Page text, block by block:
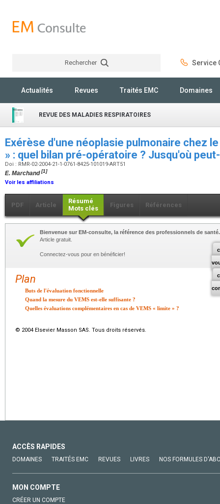
Rechercher Service
Actualités Revues Traités EMC Domaines
REVUE DES MALADIES RESPIRATOIRES
Exérèse d'une néoplasie pulmonaire chez
» : quel bilan pré-opératoire ? Jusqu'où
Doi : RMR-02-2004-21-1-0761-8425-101019-ART51
E. Marchand[1]
Voir les affiliations
PDF Article
Résumé
Mots clés
Figures Références
Bienvenue sur EM-consulte, la référence des professionnels de santé.
Article gratuit.
Connectez-vous pour en bénéficier!
Plan
Buts de l'évaluation fonctionnelle
Quand la mesure du VEMS est-elle suffisante ?
Quelles évaluations complémentaires en cas de VEMS « limite » ?
© 2004 Elsevier Masson SAS. Tous droits réservés.
ACCÈS RAPIDES
DOMAINES TRAITÉS EMC REVUES LIVRES NOS FORMULES
MON COMPTE
CRÉER UN COMPTE